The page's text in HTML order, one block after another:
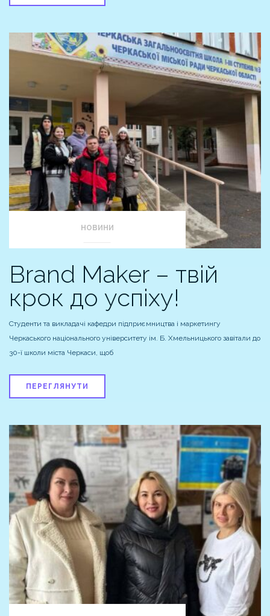
НОВИНИ
Brand Maker – твій
крок до успіху!
Студенти та викладачі кафедри підприємництва і маркетингу
Черкаського національного університету ім. Б. Хмельницького завітали до
30-ї школи міста Черкаси, щоб
ПЕРЕГЛЯНУТИ